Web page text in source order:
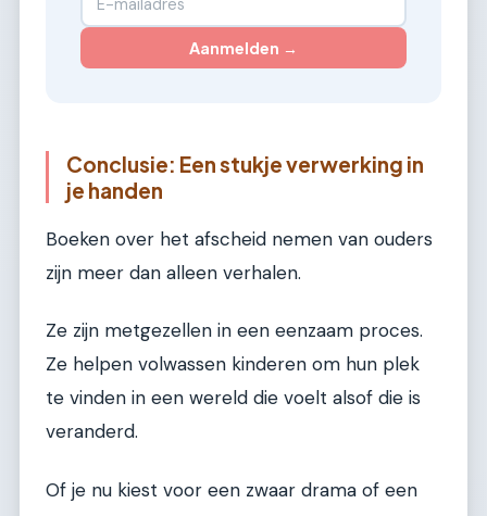
Aanmelden →
Conclusie: Een stukje verwerking in
je handen
Boeken over het afscheid nemen van ouders
zijn meer dan alleen verhalen.
Ze zijn metgezellen in een eenzaam proces.
Ze helpen volwassen kinderen om hun plek
te vinden in een wereld die voelt alsof die is
veranderd.
Of je nu kiest voor een zwaar drama of een